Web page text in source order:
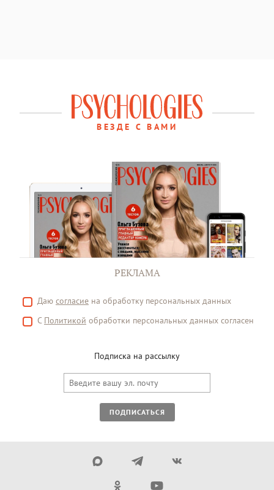
ВЕЗДЕ С ВАМИ
РЕКЛАМА
Даю согласие на обработку персональных данных
С Политикой обработки персональных данных согласен
Подписка на рассылку
ПОДПИСАТЬСЯ